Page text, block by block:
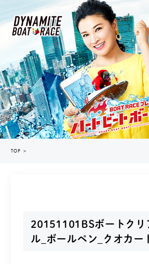
TOP ＞
20151101BSボートクリ
ル_ボールペン_クオカー